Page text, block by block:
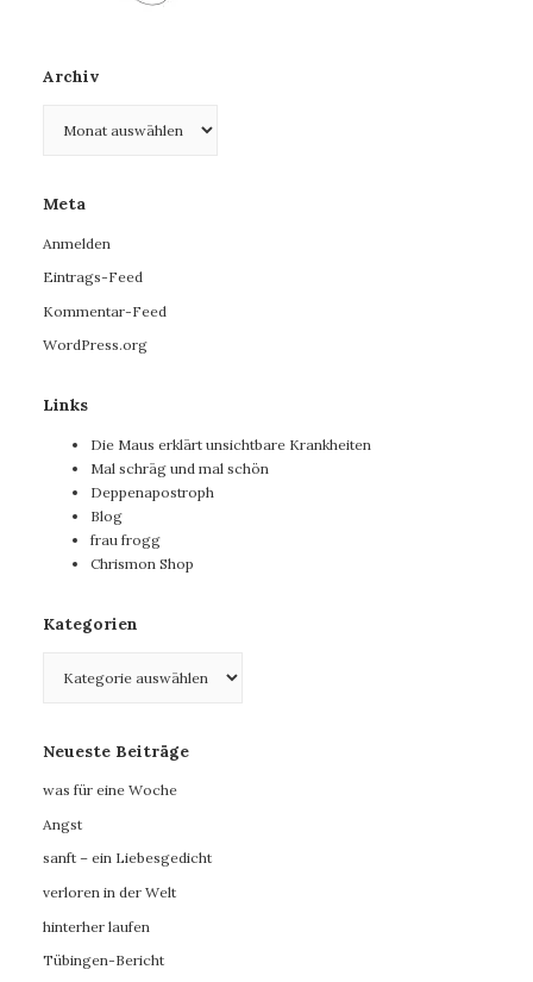
Archiv
Meta
Anmelden
Eintrags-Feed
Kommentar-Feed
WordPress.org
Links
Die Maus erklärt unsichtbare Krankheiten
Mal schräg und mal schön
Deppenapostroph
Blog
frau frogg
Chrismon Shop
Kategorien
Neueste Beiträge
was für eine Woche
Angst
sanft – ein Liebesgedicht
verloren in der Welt
hinterher laufen
Tübingen-Bericht